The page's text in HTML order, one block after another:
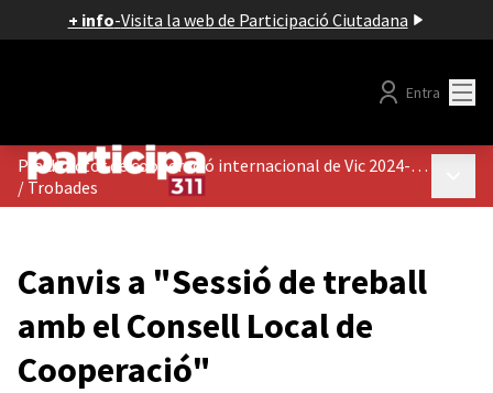
+ info-Visita la web de Participació Ciutadana
Entra
Pla director de cooperació internacional de Vic 2024-2028
/ Trobades
Canvis a "Sessió de treball
amb el Consell Local de
Cooperació"